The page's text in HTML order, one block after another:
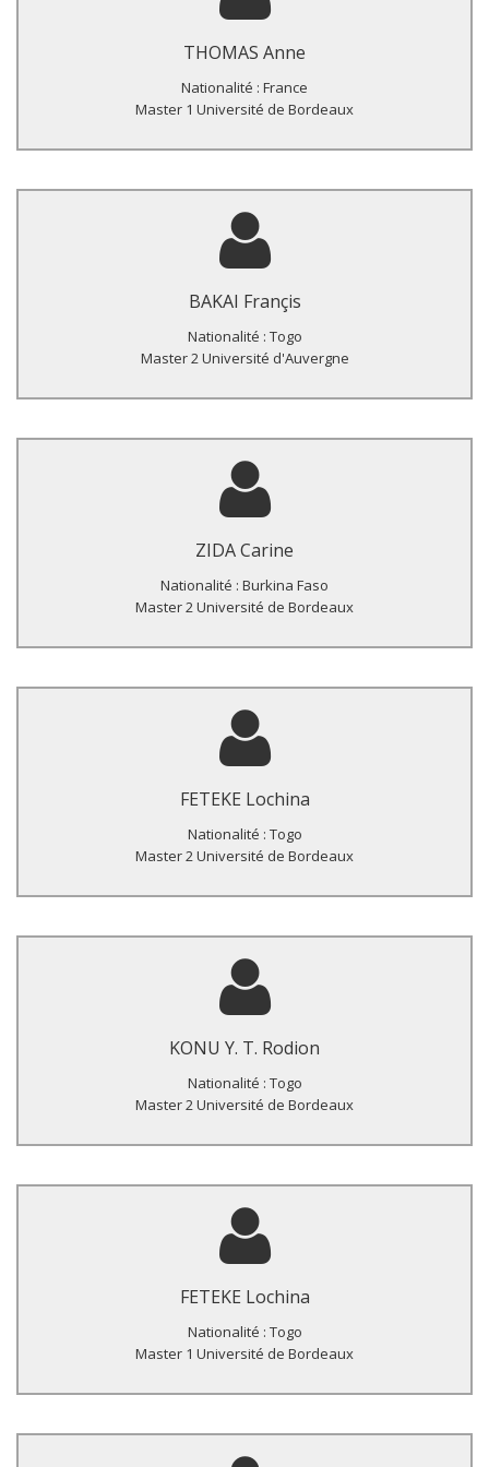
THOMAS Anne
Nationalité : France
Master 1 Université de Bordeaux
Profil des adolescents infectés par le VIH dans les centres de
prise en charge pédiatrique du VIH à Lomé (Togo) : un travail
exploratoire.
BAKAI Françis
Nationalité : Togo
Master 2 Université d'Auvergne
Titre du Master :
Satisfaction des bénéficiaires de l’assurance maladie
obligatoire dans la commune de Lomé, Togo.
ZIDA Carine
Nationalité : Burkina Faso
Master 2 Université de Bordeaux
Titre du Master :
Couverture vaccinale et facteurs associés à la non complétude
vaccinale chez les enfants de 12 à 24 mois en milieu hospitalier
à Lomé. Étude multicentrique.
FETEKE Lochina
Nationalité : Togo
Master 2 Université de Bordeaux
Titre du Master :
Prévalence de l’infection à VIH et des hépatites virales B et C
chez des donneurs de sang recrutés lors d’une campagne de
masse (cas de la journée mondiale du dong du sang) et au
Centre National de transfusion sanguine de Lomé, Togo.
KONU Y. T. Rodion
Nationalité : Togo
Master 2 Université de Bordeaux
Titre du Master :
Prévalence du Sars-CoV-2 au sein des populations a haut
risque d’infection à Sars-CoV-2 à Lomé (Togo)
FETEKE Lochina
Nationalité : Togo
Master 1 Université de Bordeaux
Titre du Master :
Description de la base de données utilisée pour le diagnostic
pédiatrique précoce du VIH au laboratoire BIOLIM : analyse
qualitative et quantitative.